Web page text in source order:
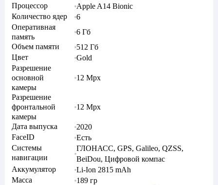
Процессор
Apple A14 Bionic
Количество ядер
6
Оперативная
память
6 Гб
Объем памяти
512 Гб
Цвет
Gold
Разрешение
основной
камеры
12 Mpx
Разрешение
фронтальной
камеры
12 Mpx
Дата выпуска
2020
FaceID
Есть
Системы
навигации
ГЛОНАСС, GPS, Galileo, QZSS,
BeiDou, Цифровой компас
Аккумулятор
Li-Ion 2815 mAh
Масса
189 гр